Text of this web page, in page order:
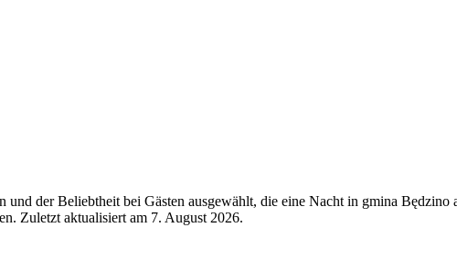
der Beliebtheit bei Gästen ausgewählt, die eine Nacht in gmina
Zuletzt aktualisiert am 7. August 2026.